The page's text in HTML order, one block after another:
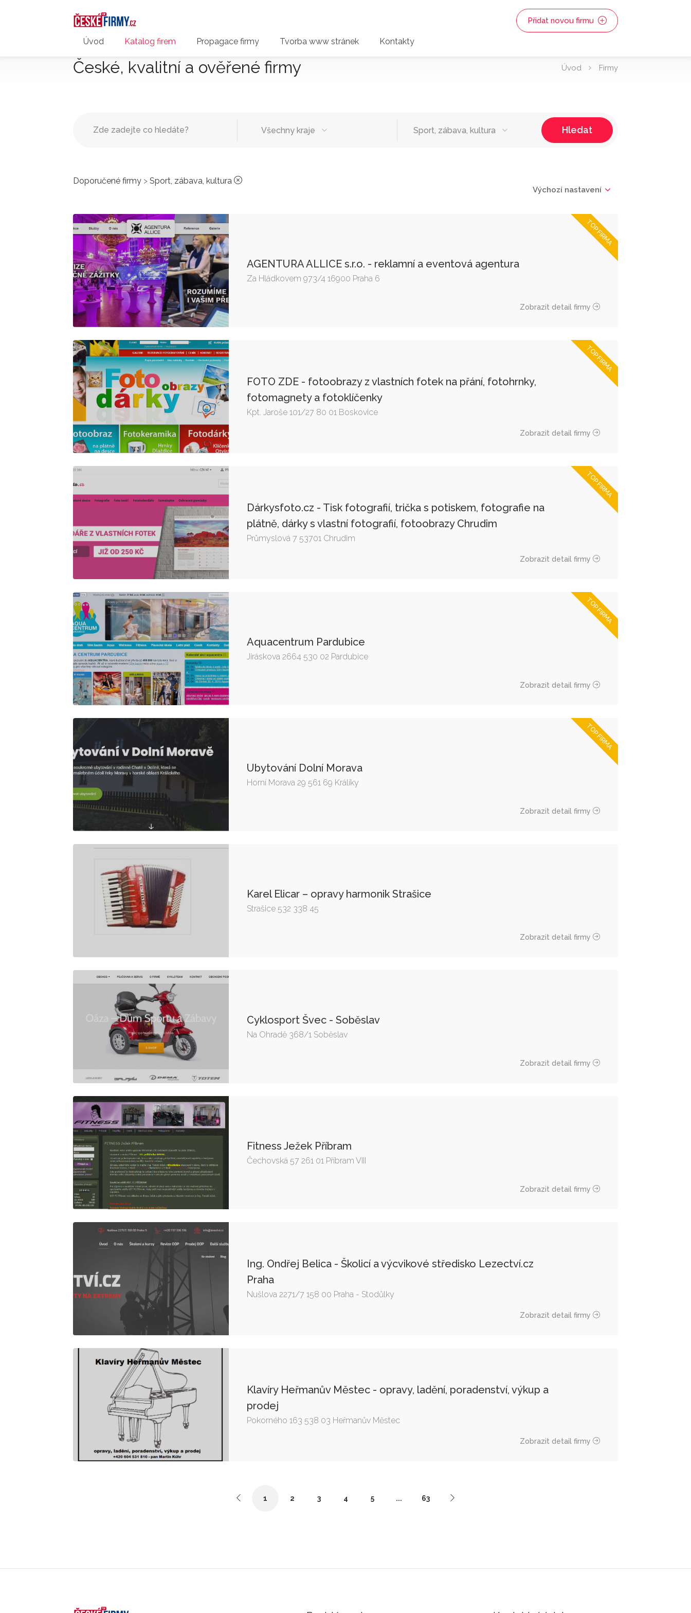
Úvod Katalog firem Propagace firmy Tvorba www stránek Kontakty
Přidat novou firmu
České, kvalitní a ověřené firmy Úvod Firmy
Všechny kraje Sport, zábava, kultura Hledat
Doporučené firmy > Sport, zábava, kultura
Výchozí nastavení
TOP FIRMA
AGENTURA ALLICE s.r.o. - reklamní a eventová agentura
Za Hládkovem 973/4 16900 Praha 6
Zobrazit detail firmy
TOP FIRMA
FOTO ZDE - fotoobrazy z vlastních fotek na přání, fotohrnky,
fotomagnety a fotoklíčenky
Kpt. Jaroše 101/27 80 01 Boskovice
Zobrazit detail firmy
TOP FIRMA
Dárkysfoto.cz - Tisk fotografií, trička s potiskem, fotografie na
plátně, dárky s vlastní fotografií, fotoobrazy Chrudim
Průmyslová 7 53701 Chrudim
Zobrazit detail firmy
TOP FIRMA
Aquacentrum Pardubice
Jiráskova 2664 530 02 Pardubice
Zobrazit detail firmy
TOP FIRMA
Ubytování Dolní Morava
Horní Morava 29 561 69 Králíky
Zobrazit detail firmy
Karel Elicar – opravy harmonik Strašice
Strašice 532 338 45
Zobrazit detail firmy
Cyklosport Švec - Soběslav
Na Ohradě 368/1 Soběslav
Zobrazit detail firmy
Fitness Ježek Příbram
Čechovská 57 261 01 Příbram VIII
Zobrazit detail firmy
Ing. Ondřej Belica - Školicí a výcvikové středisko Lezectví.cz
Praha
Nušlova 2271/7 158 00 Praha - Stodůlky
Zobrazit detail firmy
Klavíry Heřmanův Městec - opravy, ladění, poradenství, výkup a
prodej
Pokorného 163 538 03 Heřmanův Městec
Zobrazit detail firmy
1 2 3 4 5 ... 63